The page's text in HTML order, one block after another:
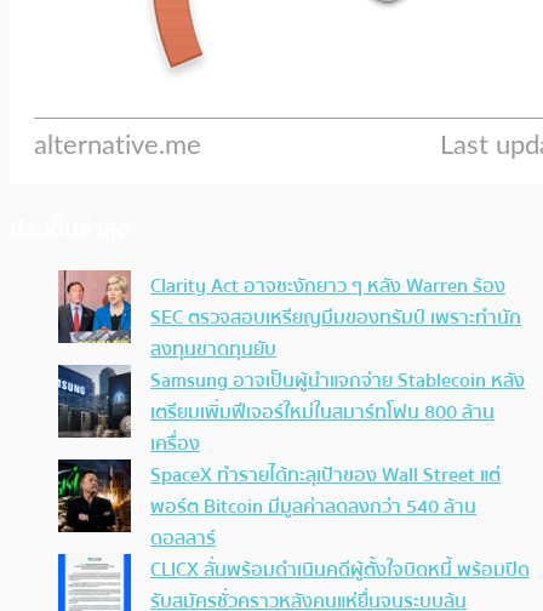
Clarity Act อาจชะงักยาว ๆ หลัง Warren ร้อง
SEC ตรวจสอบเหรียญมีมของทรัมป์ เพราะทำนัก
ลงทุนขาดทุนยับ
Samsung อาจเป็นผู้นำแจกจ่าย Stablecoin หลัง
เตรียมเพิ่มฟีเจอร์ใหม่ในสมาร์ทโฟน 800 ล้าน
เครื่อง
SpaceX ทำรายได้ทะลุเป้าของ Wall Street แต่
พอร์ต Bitcoin มีมูลค่าลดลงกว่า 540 ล้าน
ดอลลาร์
CLICX ลั่นพร้อมดำเนินคดีผู้ตั้งใจบิดหนี้ พร้อมปิด
รับสมัครชั่วคราวหลังคนแห่ยื่นจนระบบล้น